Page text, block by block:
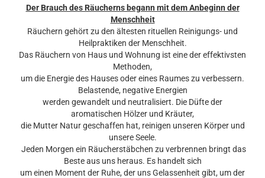
Der Brauch des Räucherns begann mit dem Anbeginn der
Menschheit
Räuchern gehört zu den ältesten rituellen Reinigungs- und
Heilpraktiken der Menschheit.
Das Räuchern von Haus und Wohnung ist eine der effektivsten
Methoden,
um die Energie des Hauses oder eines Raumes zu verbessern.
Belastende, negative Energien
werden gewandelt und neutralisiert. Die Düfte der
aromatischen Hölzer und Kräuter,
die Mutter Natur geschaffen hat, reinigen unseren Körper und
unsere Seele.
Jeden Morgen ein Räucherstäbchen zu verbrennen bringt das
Beste aus uns heraus. Es handelt sich
um einen Moment der Ruhe, der uns Gelassenheit gibt, um der